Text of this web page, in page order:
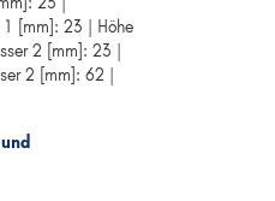
1 [mm]: 23 | Höhe
2 [mm]: 23 |
2 [mm]: 62 |